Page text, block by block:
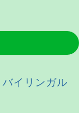
バイリンガル